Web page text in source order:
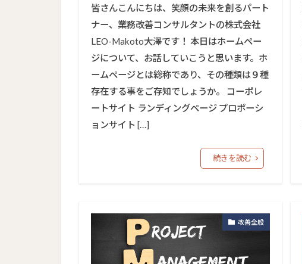
皆さんこんにちは、笑顔の未来を創るパート
ナー、業務改善コンサルタントの株式会社
LEO-Makoto大澤です！ 本日はホームペー
ジについて、お話していこうと思います。ホ
ームページとは総称であり、その種類は９種
存在する事をご存知でしょうか。 コーポレ
ートサイト ランディングページ プロポーシ
ョンサイト […]
続きを読む
改善全般